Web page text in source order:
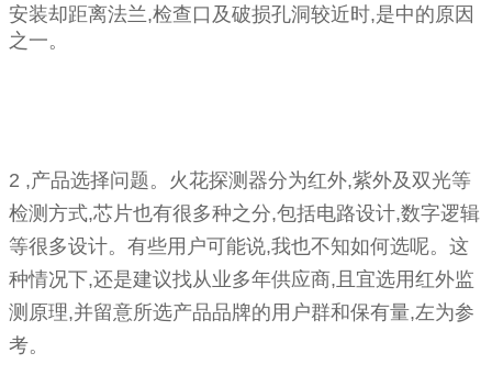
安装却距离法兰,检查口及破损孔洞较近时,是中的原因
之一。
2 ,产品选择问题。火花探测器分为红外,紫外及双光等
检测方式,芯片也有很多种之分,包括电路设计,数字逻辑
等很多设计。有些用户可能说,我也不知如何选呢。这
种情况下,还是建议找从业多年供应商,且宜选用红外监
测原理,并留意所选产品品牌的用户群和保有量,左为参
考。